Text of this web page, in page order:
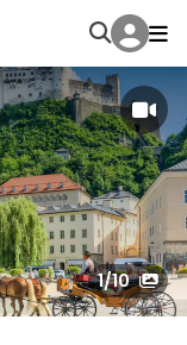
1/10